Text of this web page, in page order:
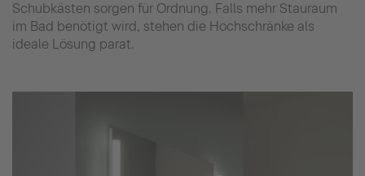
Schubkästen sorgen für Ordnung. Falls mehr Stauraum
im Bad benötigt wird, stehen die Hochschränke als
ideale Lösung parat.